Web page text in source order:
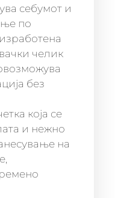
себумот и
по
челик
без
која се
и нежно
на